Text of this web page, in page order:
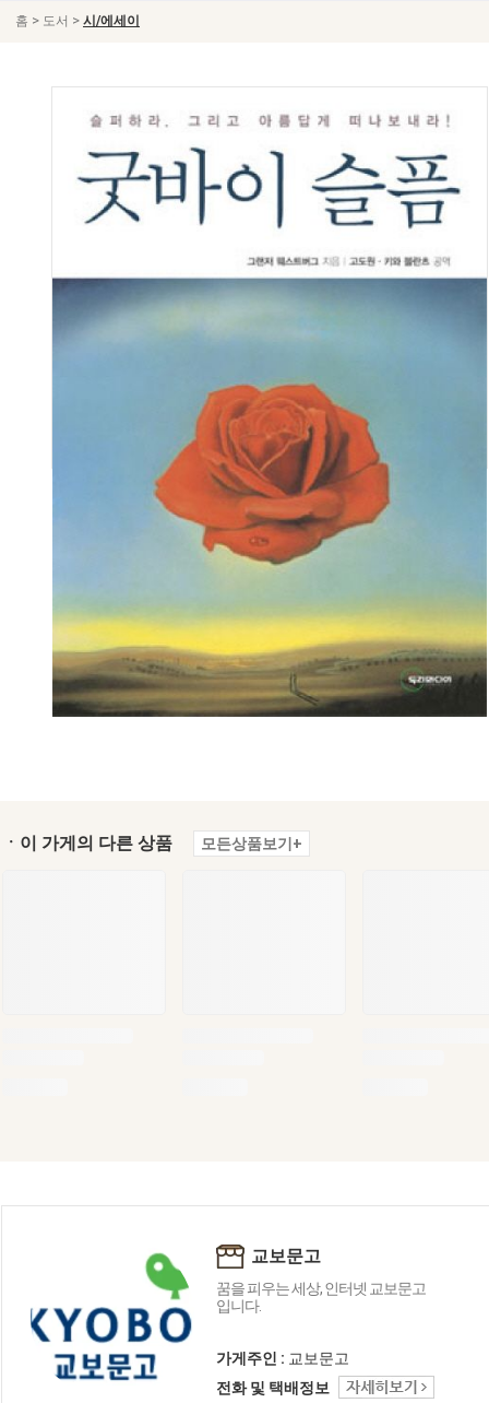
홈 > 도서 > 시/에세이
ㆍ이 가게의 다른 상품 모든상품보기+
교보문고
꿈을 피우는 세상, 인터넷 교보문고
입니다.
가게주인 : 교보문고
전화 및 택배정보